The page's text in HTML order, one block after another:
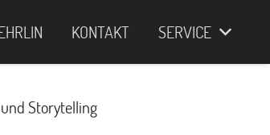
KONTAKT SERVICE
Storytelling